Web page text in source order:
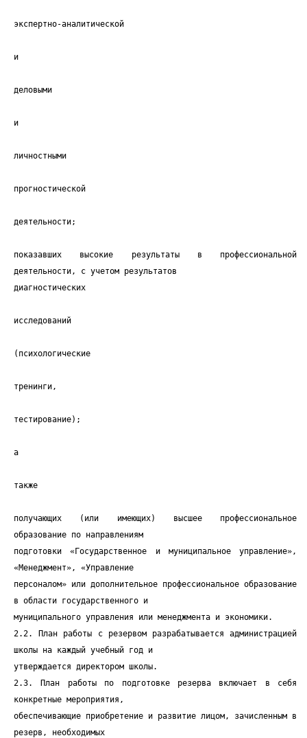
экспертно-аналитической
и
деловыми
и
личностными
прогностической
деятельности;
показавших высокие результаты в профессиональной
деятельности, с учетом результатов
диагностических
исследований
(психологические
тренинги,
тестирование);
а
также
получающих (или имеющих) высшее профессиональное
образование по направлениям
подготовки «Государственное и муниципальное управление»,
«Менеджмент», «Управление
персоналом» или дополнительное профессиональное образование
в области государственного и
муниципального управления или менеджмента и экономики.
2.2. План работы с резервом разрабатывается администрацией
школы на каждый учебный год и
утверждается директором школы.
2.3. План работы по подготовке резерва включает в себя
конкретные мероприятия,
обеспечивающие приобретение и развитие лицом, зачисленным в
резерв, необходимых